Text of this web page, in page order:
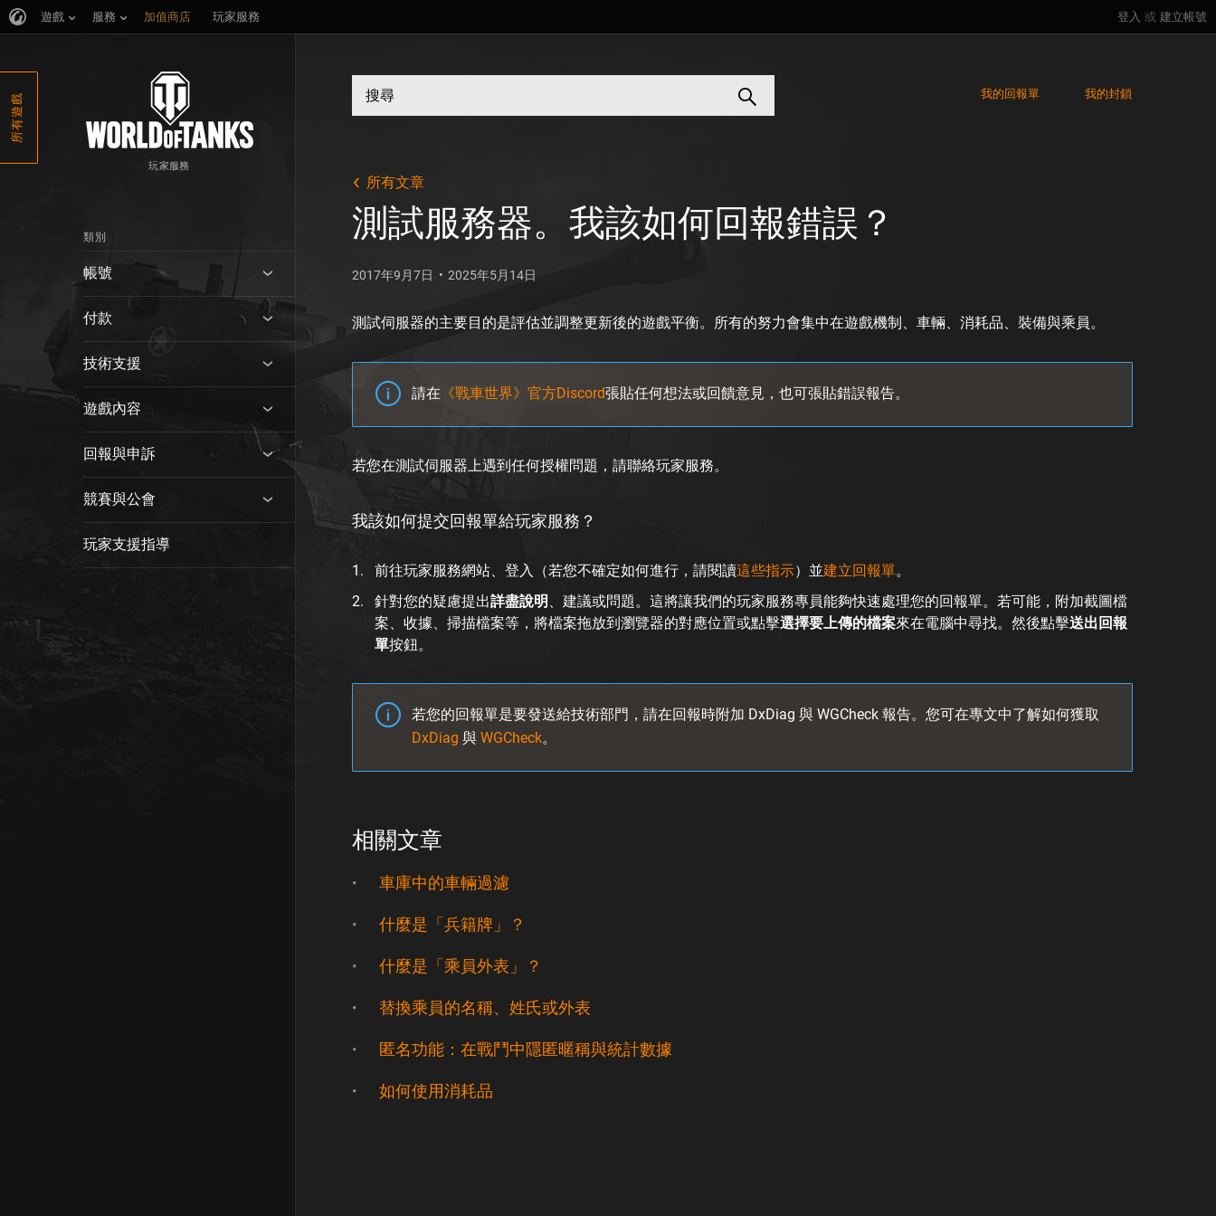
登入 或 建立帳號
遊戲 服務 加值商店 玩家服務
所有遊戲
玩家服務
類別
帳號
付款
技術支援
遊戲內容
回報與申訴
競賽與公會
玩家支援指導
我的回報單 我的封鎖
所有文章
測試服務器。我該如何回報錯誤？
2017年9月7日 2025年5月14日
測試伺服器的主要目的是評估並調整更新後的遊戲平衡。所有的努力會集中在遊戲機制、車輛、消耗品、裝備與乘員。
請在 《戰車世界》官方Discord張貼任何想法或回饋意見，也可張貼錯誤報告。
若您在測試伺服器上遇到任何授權問題，請聯絡玩家服務。
我該如何提交回報單給玩家服務？
前往玩家服務網站、登入（若您不確定如何進行，請閱讀這些指示）並建立回報單。
針對您的疑慮提出詳盡說明 、建議或問題。這將讓我們的玩家服務專員能夠快速處理您的回報單。若可能，附加截圖檔
案、收據、掃描檔案等，將檔案拖放到瀏覽器的對應位置或點擊選擇要上傳的檔案來在電腦中尋找。然後點擊送出回報
單按鈕。
若您的回報單是要發送給技術部門，請在回報時附加 DxDiag 與 WGCheck 報告。您可在專文中了解如何獲取
DxDiag 與WGCheck。
相關文章
車庫中的車輛過濾
什麼是「兵籍牌」？
什麼是「乘員外表」？
替換乘員的名稱、姓氏或外表
匿名功能：在戰鬥中隱匿暱稱與統計數據
如何使用消耗品